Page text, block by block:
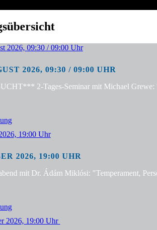
2026, 09:30 / 09:00 UHR
2-Tages-Seminar mit Michael Grewe:
2026, 19:00 UHR
mit Dr. Ádám Miklósi: "Temperament,